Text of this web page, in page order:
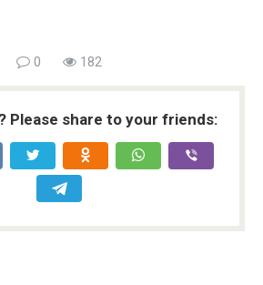
0 182
Please share to your friends: